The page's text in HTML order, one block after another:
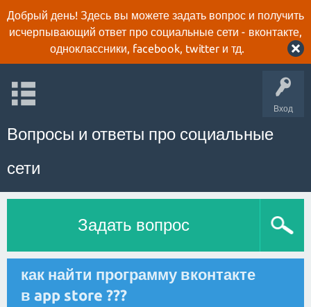
Добрый день! Здесь вы можете задать вопрос и получить
исчерпывающий ответ про социальные сети - вконтакте,
одноклассники, facebook, twitter и тд.
Вход
Вопросы и ответы про социальные
сети
Задать вопрос
как найти программу вконтакте
в app store ???